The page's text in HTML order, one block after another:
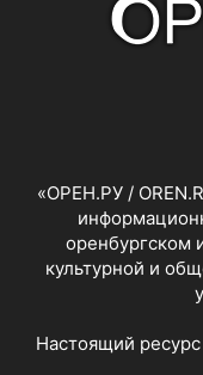
«ОРЕН.РУ /
оренбургском
культурной и
Настоящий